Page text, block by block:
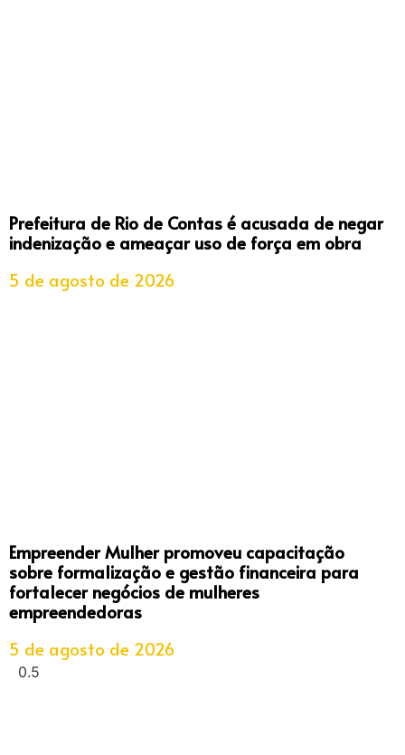
Prefeitura de Rio de Contas é acusada de negar
indenização e ameaçar uso de força em obra
5 de agosto de 2026
Empreender Mulher promoveu capacitação
sobre formalização e gestão financeira para
fortalecer negócios de mulheres
empreendedoras
5 de agosto de 2026